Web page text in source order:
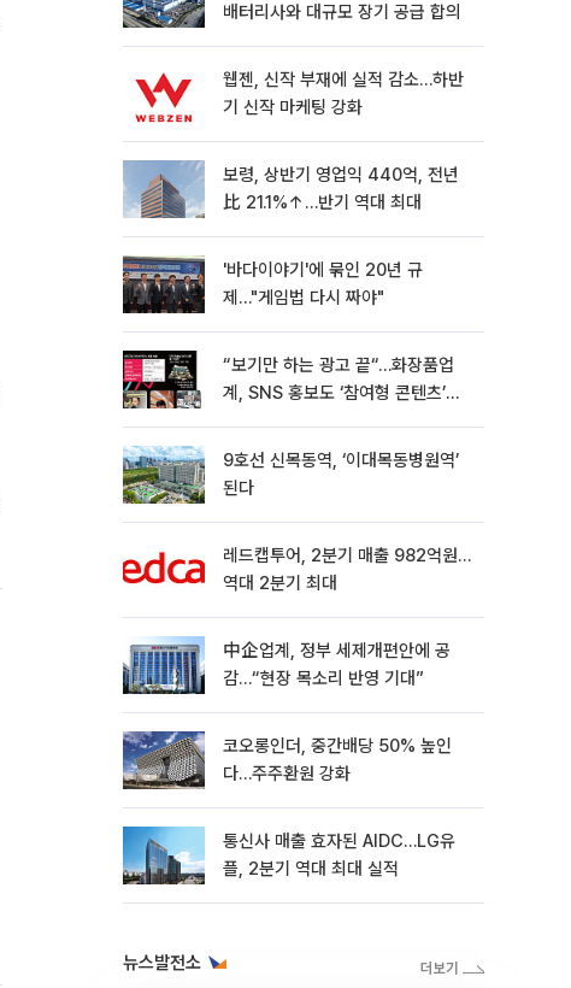
배터리사와 대규모 장기 공급 합의
웹젠, 신작 부재에 실적 감소…하반
기 신작 마케팅 강화
보령, 상반기 영업익 440억, 전년
比 21.1%↑…반기 역대 최대
'바다이야기'에 묶인 20년 규
제…"게임법 다시 짜야"
“보기만 하는 광고 끝“…화장품업
계, SNS 홍보도 ‘참여형 콘텐츠’로
9호선 신목동역, ‘이대목동병원역’
된다
레드캡투어, 2분기 매출 982억원…
역대 2분기 최대
中企업계, 정부 세제개편안에 공
감…“현장 목소리 반영 기대”
코오롱인더, 중간배당 50% 높인
다…주주환원 강화
통신사 매출 효자된 AIDC…LG유
플, 2분기 역대 최대 실적
뉴스발전소